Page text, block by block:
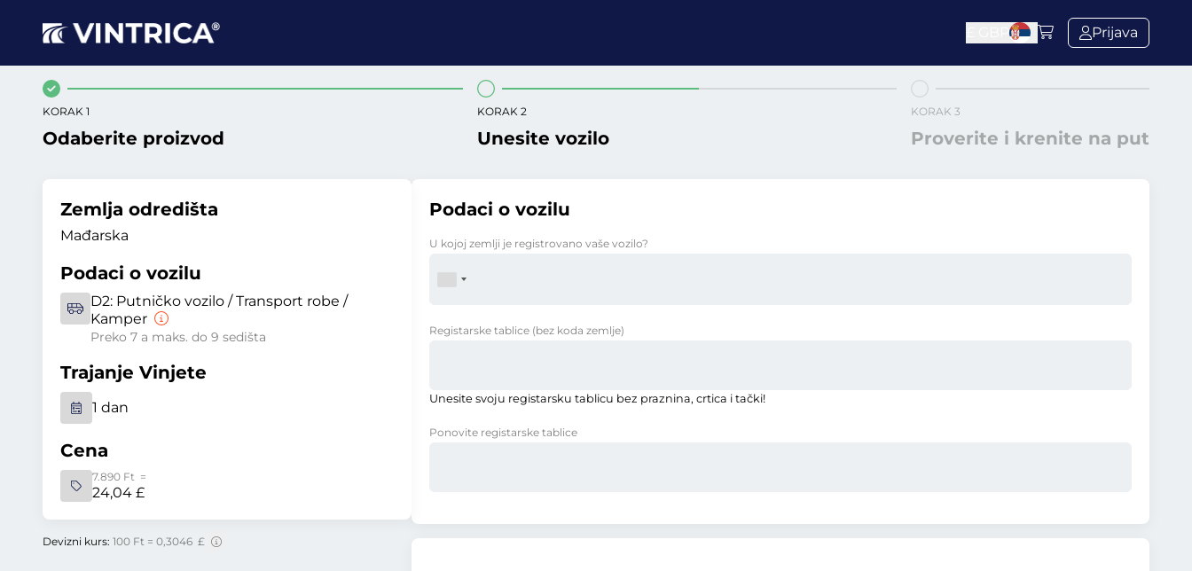
Prijava
KORAK 1
Odaberite proizvod
KORAK 2
Unesite vozilo
KORAK 3
Proverite i krenite na put
Zemlja odredišta
Mađarska
Podaci o vozilu
D2: Putničko vozilo / Transport robe /
Kamper
Preko 7 a maks. do 9 sedišta
Trajanje Vinjete
1 dan
Cena
7.890 Ft =
24,04 £
Devizni kurs: 100 Ft = 0,3046 £
Podaci o vozilu
U kojoj zemlji je registrovano vaše vozilo?
Registarske tablice (bez koda zemlje)
Unesite svoju registarsku tablicu bez praznina, crtica i tački!
Ponovite registarske tablice